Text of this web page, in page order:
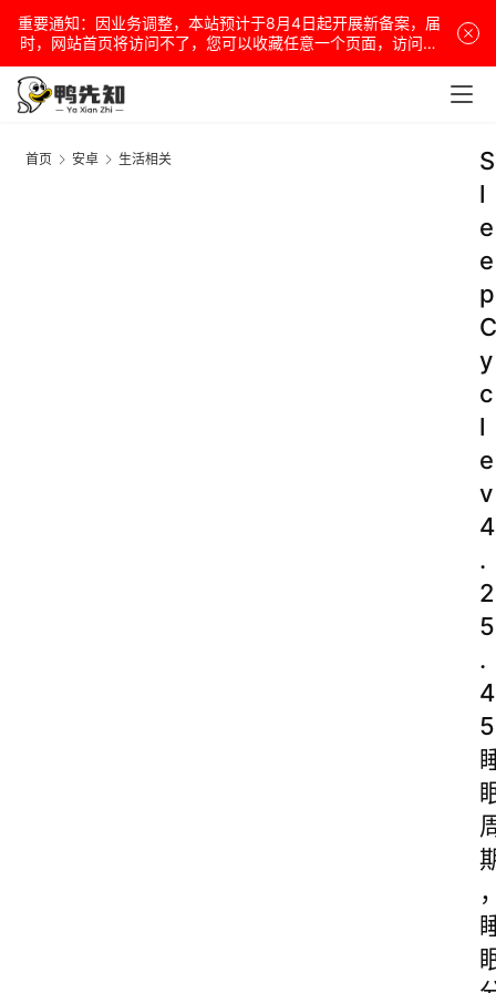
重要通知：因业务调整，本站预计于8月4日起开展新备案，届
时，网站首页将访问不了，您可以收藏任意一个页面，访问网
站！
首页 安卓 生活相关
S
l
e
e
p
C
y
c
l
e
v
4
.
2
5
.
4
5